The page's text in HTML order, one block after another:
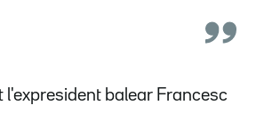
l'expresident balear Francesc